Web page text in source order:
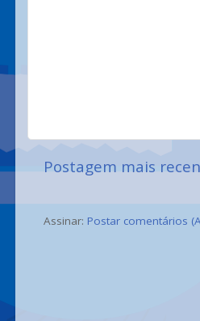
Postagem mais
Assinar: Postar comentários